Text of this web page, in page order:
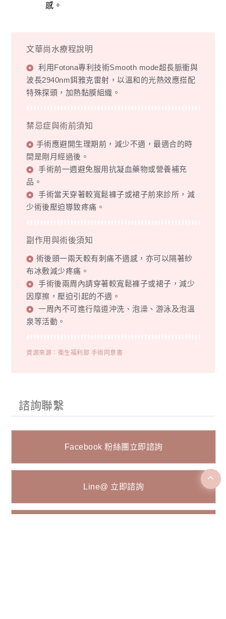
感。
文華尚水療程說明
利用Fotona專利技術Smooth mode超長脈衝與
波長2940nm鉺雅克雷射，以溫和的光熱效應搭配
特殊探頭，加熱黏膜組織。
禁忌症與術前須知
手術應避開生理期前，減少不適，最適合的時
間是剛月經過後。
手術前一週避免服用抗凝血藥物或營養補充
品。
手術當天穿著較寬鬆褲子或裙子前來診所，減
少術後壓迫導致疼痛。
副作用與術後須知
術後頭一兩天較有刺痛不適感，亦可以隔著紗
布冰敷減少疼痛。
手術後兩周內請穿著較寬鬆褲子或裙子，減少
因摩擦，壓迫引起的不適。
一周內不可進行陰道沖洗、泡澡、游泳及泡溫
泉等活動。
資源來源：衛生福利部 手術同意書
諮詢聯繫
Facebook 粉絲團立即諮詢
Line@ 立即諮詢